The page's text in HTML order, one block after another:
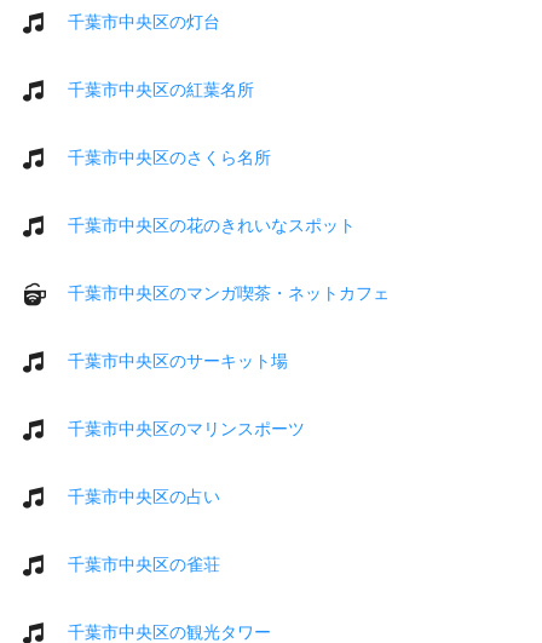
千葉市中央区の灯台
千葉市中央区の紅葉名所
千葉市中央区のさくら名所
千葉市中央区の花のきれいなスポット
千葉市中央区のマンガ喫茶・ネットカフェ
千葉市中央区のサーキット場
千葉市中央区のマリンスポーツ
千葉市中央区の占い
千葉市中央区の雀荘
千葉市中央区の観光タワー